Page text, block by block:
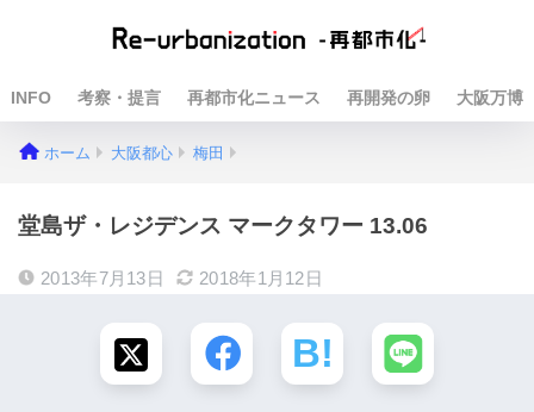
INFO 考察・提言 再都市化ニュース 再開発の卵 大阪万博
ホーム 大阪都心 梅田
堂島ザ・レジデンス マークタワー 13.06
2013年7月13日 2018年1月12日